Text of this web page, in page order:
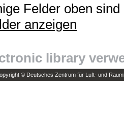
Felder oben
anzeigen
library
© Deutsches Zentrum für Luft- und